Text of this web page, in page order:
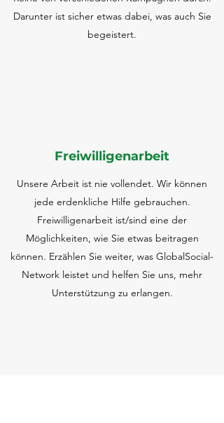
Darunter ist sicher etwas dabei, was auch Sie
begeistert.
Freiwilligenarbeit
Unsere Arbeit ist nie vollendet. Wir können
jede erdenkliche Hilfe gebrauchen.
Freiwilligenarbeit ist/sind eine der
Möglichkeiten, wie Sie etwas beitragen
können. Erzählen Sie weiter, was GlobalSocial-
Network leistet und helfen Sie uns, mehr
Unterstützung zu erlangen.